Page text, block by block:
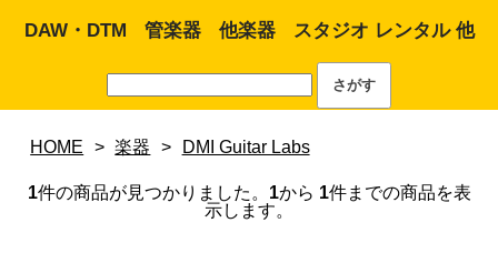
DAW・DTM 管楽器 他楽器 スタジオ レンタル 他
HOME > 楽器 > DMI Guitar Labs
1件の商品が見つかりました。 1から 1件までの商品を表
示します。